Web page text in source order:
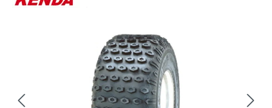
Bildergalerie überspringen